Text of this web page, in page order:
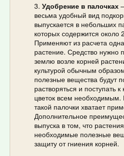
Удобрение в палочках
весьма удобный вид
выпускается в небольших
которых содержится около
Применяют из расчета
растение. Средство нужно
землю возле корней
культурой обычным
полезные вещества будут
растворяться и поступать
цветок всем необходимым.
такой палочки хватает
Дополнительное
выпуска в том, что
необходимые полезные
защиту от гниения корней.